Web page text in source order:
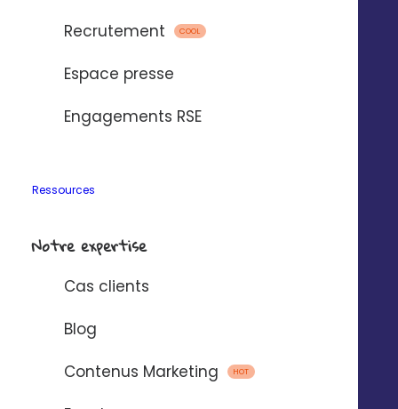
Recrutement
COOL
Espace presse
Engagements RSE
Ressources
Notre expertise
Cas clients
Blog
Contenus Marketing
HOT